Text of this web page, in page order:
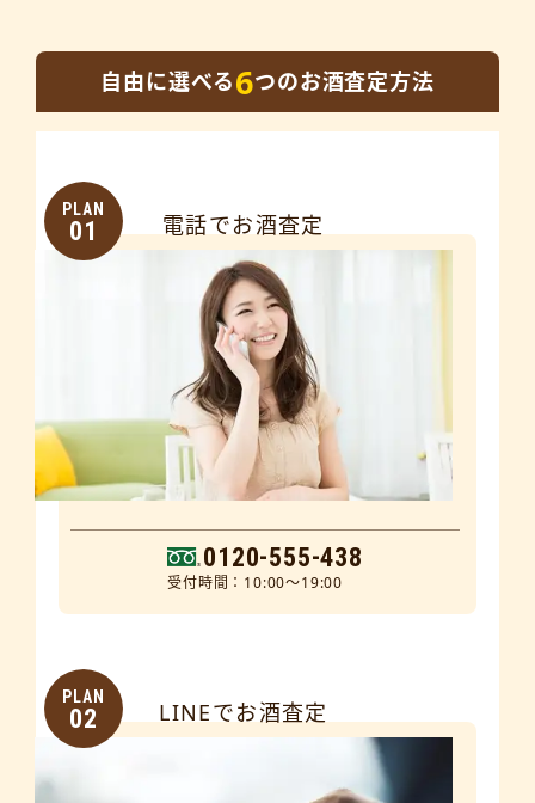
自由に選べる6つのお酒査定方法
PLAN
01 電話でお酒査定
0120-555-438
受付時間：10:00～19:00
PLAN
02 LINEでお酒査定